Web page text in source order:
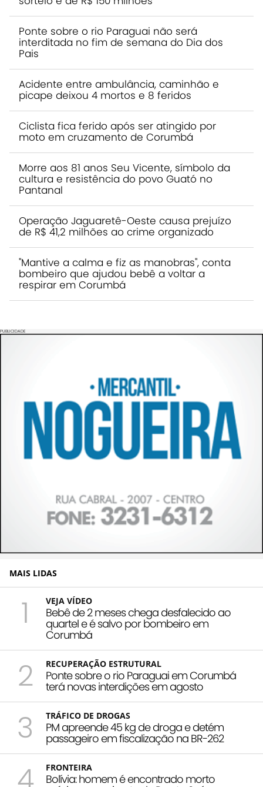
Ponte sobre o rio Paraguai não será
interditada no fim de semana do Dia dos
Pais
Acidente entre ambulância, caminhão e
picape deixou 4 mortos e 8 feridos
Ciclista fica ferido após ser atingido por
moto em cruzamento de Corumbá
Morre aos 81 anos Seu Vicente, símbolo da
cultura e resistência do povo Guató no
Pantanal
Operação Jaguaretê-Oeste causa prejuízo
de R$ 41,2 milhões ao crime organizado
"Mantive a calma e fiz as manobras", conta
bombeiro que ajudou bebê a voltar a
respirar em Corumbá
PUBLICIDADE
MAIS LIDAS
1 VEJA VÍDEO
Bebê de 2 meses chega desfalecido ao
quartel e é salvo por bombeiro em
Corumbá
2 RECUPERAÇÃO ESTRUTURAL
Ponte sobre o rio Paraguai em Corumbá
terá novas interdições em agosto
3 TRÁFICO DE DROGAS
PM apreende 45 kg de droga e detém
passageiro em fiscalização na BR-262
FRONTEIRA
Bolívia: homem é encontrado morto